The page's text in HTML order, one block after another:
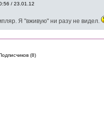
/ 23.01.12
Я "вживую" ни разу не видел.
(8)